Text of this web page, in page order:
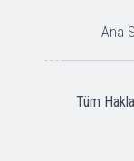
Ana
Tüm